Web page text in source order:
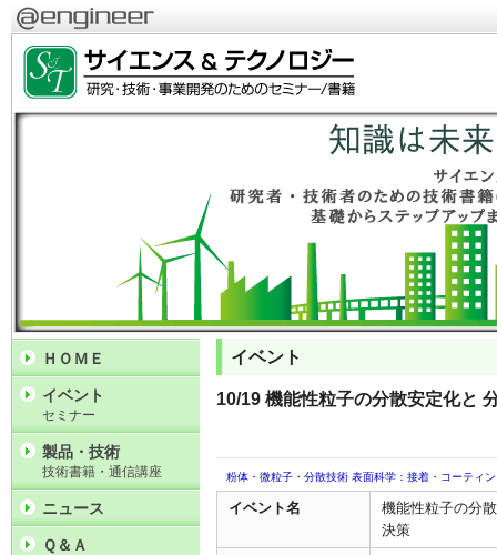
イベント
10/19 機能性粒子の分散安定化と
粉体・微粒子・分散技術 表面科学：接着・コーティ
イベント名
機能性粒子の分
決策
ＨＯＭＥ
イベント
セミナー
製品・技術
技術書籍・通信講座
ニュース
Ｑ＆Ａ